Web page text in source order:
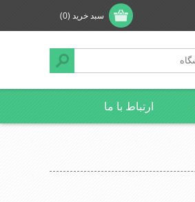
سبد خرید (0)
ارتباط با ما